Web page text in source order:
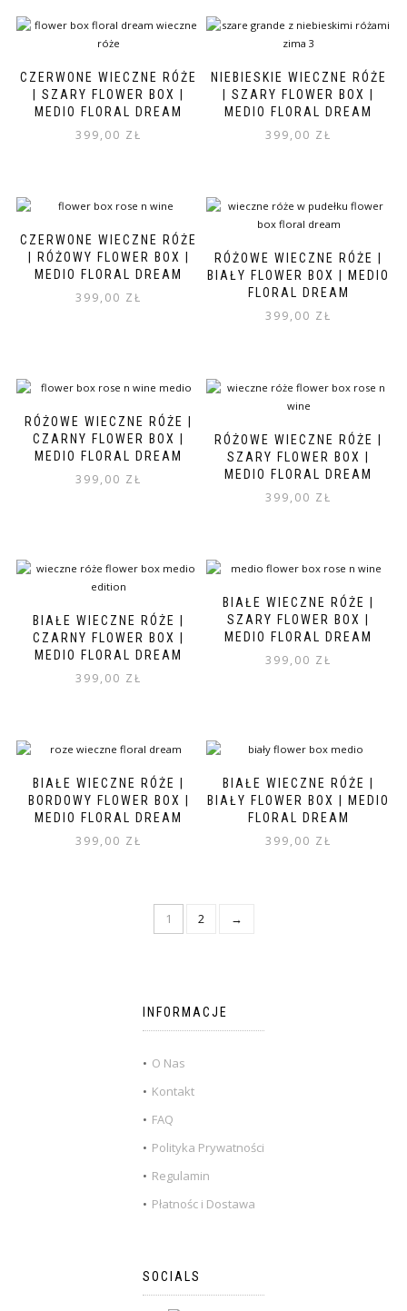
CZERWONE WIECZNE RÓŻE
| SZARY FLOWER BOX |
MEDIO FLORAL DREAM
399,00 ZŁ
NIEBIESKIE WIECZNE RÓŻE
| SZARY FLOWER BOX |
MEDIO FLORAL DREAM
399,00 ZŁ
CZERWONE WIECZNE RÓŻE
| RÓŻOWY FLOWER BOX |
MEDIO FLORAL DREAM
399,00 ZŁ
RÓŻOWE WIECZNE RÓŻE |
BIAŁY FLOWER BOX | MEDIO
FLORAL DREAM
399,00 ZŁ
RÓŻOWE WIECZNE RÓŻE |
CZARNY FLOWER BOX |
MEDIO FLORAL DREAM
399,00 ZŁ
RÓŻOWE WIECZNE RÓŻE |
SZARY FLOWER BOX |
MEDIO FLORAL DREAM
399,00 ZŁ
BIAŁE WIECZNE RÓŻE |
CZARNY FLOWER BOX |
MEDIO FLORAL DREAM
399,00 ZŁ
BIAŁE WIECZNE RÓŻE |
SZARY FLOWER BOX |
MEDIO FLORAL DREAM
399,00 ZŁ
BIAŁE WIECZNE RÓŻE |
BORDOWY FLOWER BOX |
MEDIO FLORAL DREAM
399,00 ZŁ
BIAŁE WIECZNE RÓŻE |
BIAŁY FLOWER BOX | MEDIO
FLORAL DREAM
399,00 ZŁ
1 2 →
INFORMACJE
O Nas
Kontakt
FAQ
Polityka Prywatności
Regulamin
Płatnośc i Dostawa
SOCIALS